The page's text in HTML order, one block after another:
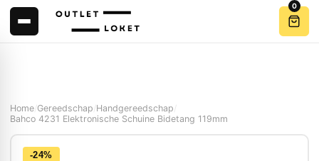
0
Home Gereedschap Handgereedschap
Bahco 4231 Elektronische Schuine Bidetang 119mm
-24%